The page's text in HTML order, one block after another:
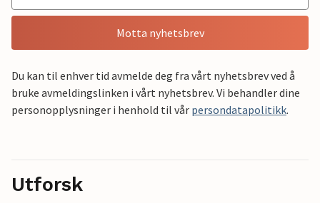
Motta nyhetsbrev
Du kan til enhver tid avmelde deg fra vårt nyhetsbrev ved å
bruke avmeldingslinken i vårt nyhetsbrev. Vi behandler dine
personopplysninger i henhold til vår persondatapolitikk.
Utforsk